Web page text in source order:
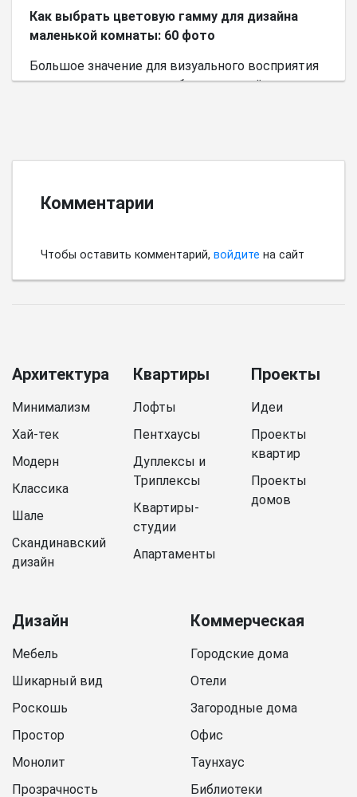
Как выбрать цветовую гамму для дизайна
маленькой комнаты: 60 фото
Большое значение для визуального восприятия
пространства имеет выбор цветовой палитры.
Комментарии
Чтобы оставить комментарий, войдите на сайт
Архитектура
Минимализм
Хай-тек
Модерн
Классика
Шале
Скандинавский
дизайн
Квартиры
Лофты
Пентхаусы
Дуплексы и
Триплексы
Квартиры-
студии
Апартаменты
Проекты
Идеи
Проекты
квартир
Проекты
домов
Дизайн
Мебель
Шикарный вид
Роскошь
Простор
Монолит
Прозрачность
Коммерческая
Городские дома
Отели
Загородные дома
Офис
Таунхаус
Библиотеки